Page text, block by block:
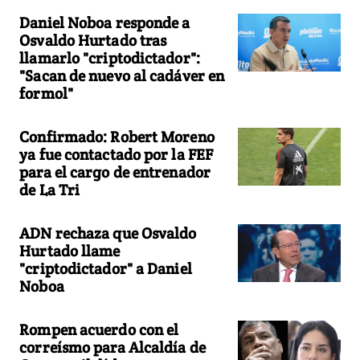
Daniel Noboa responde a
Osvaldo Hurtado tras
llamarlo "criptodictador":
"Sacan de nuevo al cadáver en
formol"
Confirmado: Robert Moreno
ya fue contactado por la FEF
para el cargo de entrenador
de La Tri
ADN rechaza que Osvaldo
Hurtado llame
"criptodictador" a Daniel
Noboa
Rompen acuerdo con el
correísmo para Alcaldía de